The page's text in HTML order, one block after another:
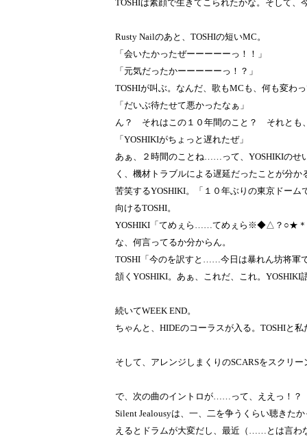
TOSHIは素顔で生きてこられたかな。そして、
Rusty Nailのあと、TOSHIの短いMC。
「会いたかったぜーーーーーっ！！」
「元気だったかーーーーーっ！？」
TOSHIが叫ぶ。なんだ、歌もMCも、何も変わ
「だいぶ待たせて悪かったなぁ」
ん？ それはこの１０年間のこと？ それとも
「YOSHIKIがちょっと遅れたぜ」
あぁ、２時間のことね……って、YOSHIKIのせ
く、機材トラブルによる遅延だったことが分か
苦笑するYOSHIKI。「１０年ぶりの東京ドー
向けるTOSHI。
YOSHIKI「てめぇら……てめぇら※◆△？○★
な、何言ってるか分からん。
TOSHI「今のを訳すと……今日は暴れん坊将軍
頷くYOSHIKI。あぁ、これだ、これ。YOSHIKI
続いてWEEK END。
ちゃんと、HIDEのコーラスが入る。TOSHIと
そして、アレンジしまくりのSCARSをスクリ
で、次の曲のイントロが……って、ええっ！？
Silent Jealousyは、一、二を争うくらい聴きた
えるとドラムが大変だし、最近（……とは言わ